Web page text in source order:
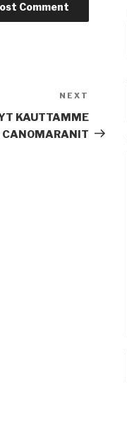
Post
NEXT
KAUTTAMME
CANOMARANIT